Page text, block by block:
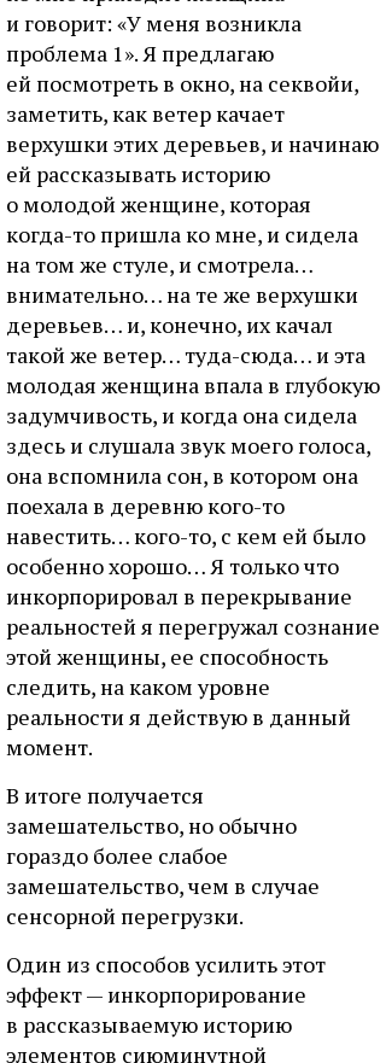
и говорит: «У меня возникла
проблема 1». Я предлагаю
ей посмотреть в окно, на секвойи,
заметить, как ветер качает
верхушки этих деревьев, и начинаю
ей рассказывать историю
о молодой женщине, которая
когда-то пришла ко мне, и сидела
на том же стуле, и смотрела…
внимательно… на те же верхушки
деревьев… и, конечно, их качал
такой же ветер… туда-сюда… и эта
молодая женщина впала в глубокую
задумчивость, и когда она сидела
здесь и слушала звук моего голоса,
она вспомнила сон, в котором она
поехала в деревню кого-то
навестить… кого-то, с кем ей было
особенно хорошо… Я только что
инкорпорировал в перекрывание
реальностей я перегружал сознание
этой женщины, ее способность
следить, на каком уровне
реальности я действую в данный
момент.
В итоге получается
замешательство, но обычно
гораздо более слабое
замешательство, чем в случае
сенсорной перегрузки.
Один из способов усилить этот
эффект — инкорпорирование
в рассказываемую историю
элементов сиюминутной